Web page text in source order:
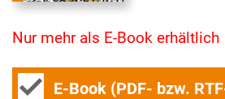
Nur mehr als E-Book erhältlich
E-Book (PDF- bzw.